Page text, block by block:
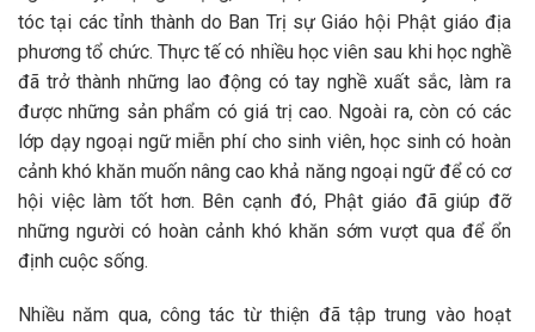
tóc tại các tỉnh thành do Ban Trị sự Giáo hội Phật giáo địa
phương tổ chức. Thực tế có nhiều học viên sau khi học nghề
đã trở thành những lao động có tay nghề xuất sắc, làm ra
được những sản phẩm có giá trị cao. Ngoài ra, còn có các
lớp dạy ngoại ngữ miễn phí cho sinh viên, học sinh có hoàn
cảnh khó khăn muốn nâng cao khả năng ngoại ngữ để có cơ
hội việc làm tốt hơn. Bên cạnh đó, Phật giáo đã giúp đỡ
những người có hoàn cảnh khó khăn sớm vượt qua để ổn
định cuộc sống.
Nhiều năm qua, công tác từ thiện đã tập trung vào hoạt